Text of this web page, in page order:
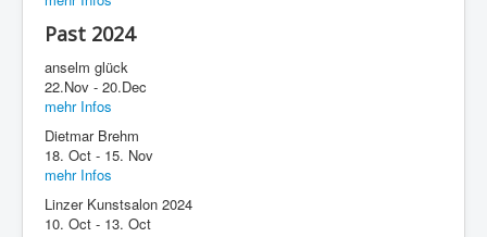
Past 2024
anselm glück
22.Nov - 20.Dec
mehr Infos
Dietmar Brehm
18. Oct - 15. Nov
mehr Infos
Linzer Kunstsalon 2024
10. Oct - 13. Oct